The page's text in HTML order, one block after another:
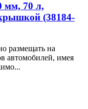
мм, 70 л,
(38184-
размещать на
автомобилей, имея